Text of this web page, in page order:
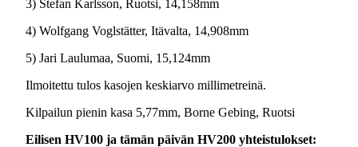
3) Stefan Karlsson, Ruotsi, 14,158mm
4) Wolfgang Voglstätter, Itävalta, 14,908mm
5) Jari Laulumaa, Suomi, 15,124mm
Ilmoitettu tulos kasojen keskiarvo millimetreinä.
Kilpailun pienin kasa 5,77mm, Borne Gebing, Ruotsi
Eilisen HV100 ja tämän päivän HV200 yhteistulokset: